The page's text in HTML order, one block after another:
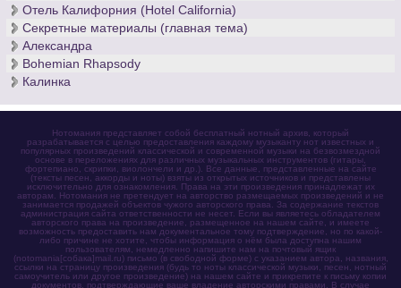
Отель Калифорния (Hotel California)
Секретные материалы (главная тема)
Александра
Bohemian Rhapsody
Калинка
Нотомания представляет собой бесплатный нотный архив, который
разрабатывается с целью предоставления каждому музыканту нот известных и
популярных произведений классической и современной музыки на безвозмездной
основе в переложениях для различных музыкальных инструментов (гитары,
фортепиано, скрипки, виолончели и др.). Все данные, представленные на сайте
(тексты песен, аккорды и ноты) взяты из открытых источников и представлены
исключительно для ознакомления. Права на эти произведения принадлежат их
авторам. Нотомания не претендует на авторство размещаемых произведений и не
занимается продажей объектов чужого авторского права. За содержание текстов
администрация сайта ответственности не несет. Если вы являетесь обладателем
авторского права на произведение, размещенное на нашем сайте, и имеете
возможность предоставить нам документальное тому подтверждение, но по какой-
либо причине не хотите, чтобы информация о нём была доступна нашим
пользователям, немедленно напишите нам на почтовый ящик
(notomania[собака]mail.ru) письмо (в свободной форме) с указанием автора, названия,
ссылки на страницу произведения (будь то ноты классической музыки, песен, нотный
самоучитель или другое произведение) на нашем сайте и прикрепите к письму копии
документов, подтверждающие ваше владение авторскими правами. В случае